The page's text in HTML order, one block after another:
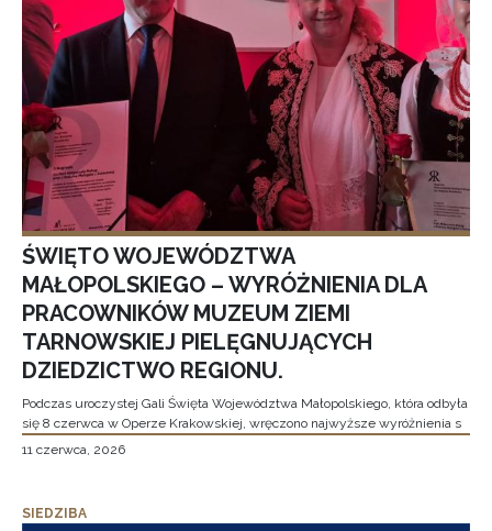
ŚWIĘTO WOJEWÓDZTWA
MAŁOPOLSKIEGO – WYRÓŻNIENIA DLA
PRACOWNIKÓW MUZEUM ZIEMI
TARNOWSKIEJ PIELĘGNUJĄCYCH
DZIEDZICTWO REGIONU.
Podczas uroczystej Gali Święta Województwa Małopolskiego, która odbyła
się 8 czerwca w Operze Krakowskiej, wręczono najwyższe wyróżnienia s
11 czerwca, 2026
SIEDZIBA